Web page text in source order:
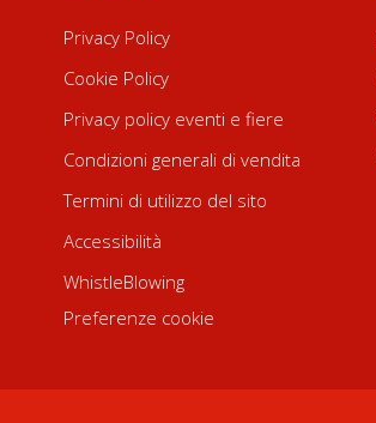
Privacy Policy
Cookie Policy
Privacy policy eventi e fiere
Condizioni generali di vendita
Termini di utilizzo del sito
Accessibilità
WhistleBlowing
Preferenze cookie